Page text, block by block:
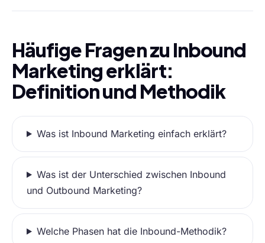
Häufige Fragen zu Inbound
Marketing erklärt:
Definition und Methodik
Was ist Inbound Marketing einfach erklärt?
Was ist der Unterschied zwischen Inbound
und Outbound Marketing?
Welche Phasen hat die Inbound-Methodik?